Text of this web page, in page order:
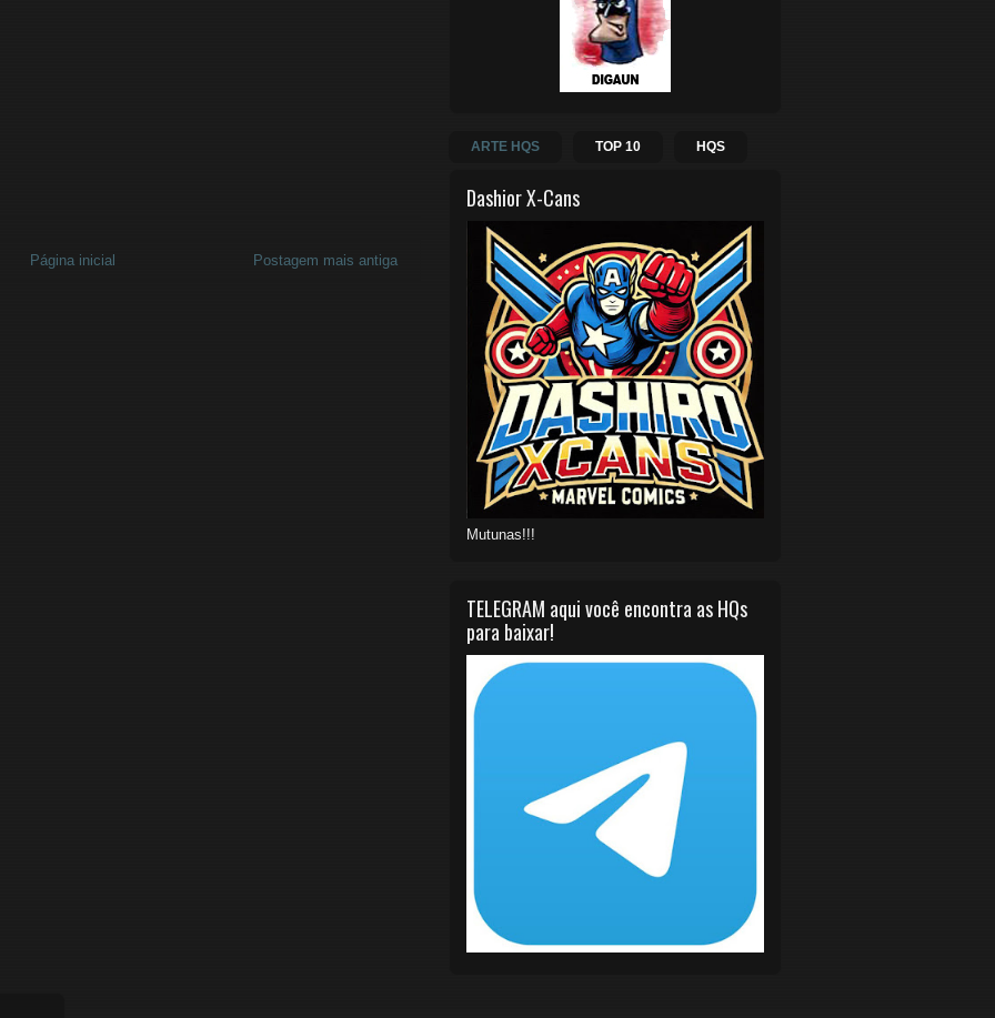
Postagem mais antiga
Página inicial
ARTE HQS TOP 10 HQS
Dashior X-Cans
Mutunas!!!
TELEGRAM aqui você encontra as HQs
para baixar!